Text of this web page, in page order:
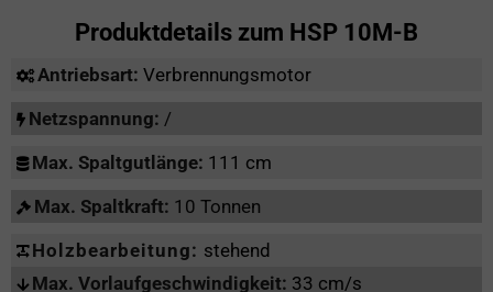
Produktdetails zum HSP 10M-B
Antriebsart: Verbrennungsmotor
Netzspannung: /
Max. Spaltgutlänge: 111 cm
Max. Spaltkraft: 10 Tonnen
Holzbearbeitung: stehend
Max. Vorlaufgeschwindigkeit: 33 cm/s